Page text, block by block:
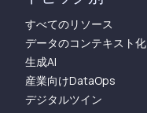
すべてのリソース
データのコンテキスト化
生成AI
産業向けDataOps
デジタルツイン